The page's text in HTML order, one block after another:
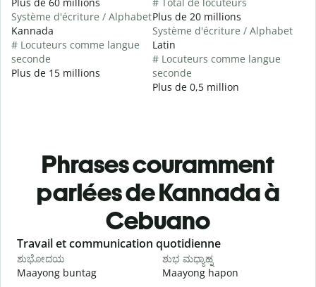
Système d'écriture / Alphabet
Kannada
# Locuteurs comme langue
seconde
Plus de 15 millions
Plus de 20 millions
Système d'écriture / Alphabet
Latin
# Locuteurs comme langue
seconde
Plus de 0,5 million
Phrases couramment
parlées de Kannada à
Cebuano
Slide 1 of 6
Travail et communication quotidienne
ಶುಭೋದಯ
Maayong buntag
ಶುಭ ಮಧ್ಯಾಹ್ನ
Maayong hapon